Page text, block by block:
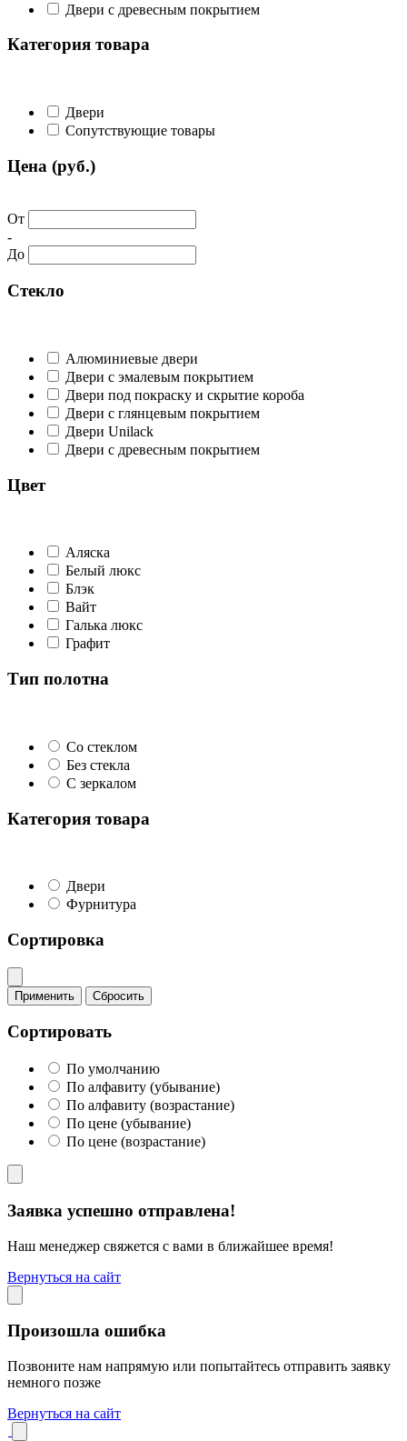
Двери с древесным покрытием
Категория товара
Двери
Сопутствующие товары
Цена (руб.)
От
-
До
Стекло
Алюминиевые двери
Двери с эмалевым покрытием
Двери под покраску и скрытие короба
Двери с глянцевым покрытием
Двери Unilack
Двери с древесным покрытием
Цвет
Аляска
Белый люкс
Блэк
Вайт
Галька люкс
Графит
Тип полотна
Со стеклом
Без стекла
С зеркалом
Категория товара
Двери
Фурнитура
Сортировка
Применить Сбросить
Сортировать
По умолчанию
По алфавиту (убывание)
По алфавиту (возрастание)
По цене (убывание)
По цене (возрастание)
Заявка успешно отправлена!
Наш менеджер свяжется с вами в ближайшее время!
Вернуться на сайт
Произошла ошибка
Позвоните нам напрямую или попытайтесь отправить заявку
немного позже
Вернуться на сайт